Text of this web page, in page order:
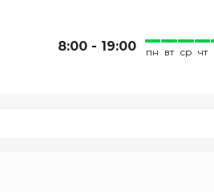
8:00 - 19:00 пн вт ср чт